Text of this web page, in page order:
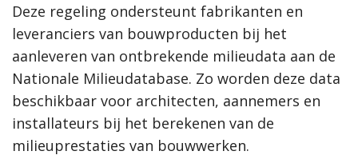
Deze regeling ondersteunt fabrikanten en
leveranciers van bouwproducten bij het
aanleveren van ontbrekende milieudata aan de
Nationale Milieudatabase. Zo worden deze data
beschikbaar voor architecten, aannemers en
installateurs bij het berekenen van de
milieuprestaties van bouwwerken.